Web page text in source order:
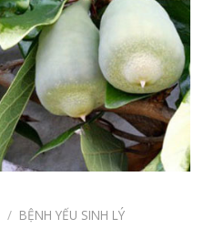
/ BỆNH YẾU SINH LÝ